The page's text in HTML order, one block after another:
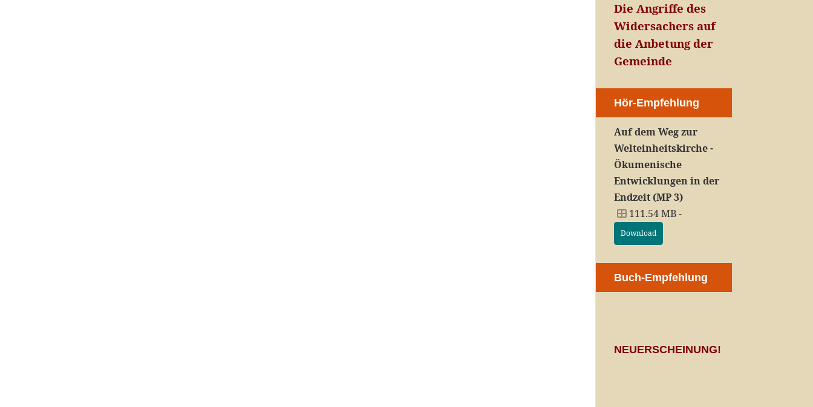
Die Angriffe des
Widersachers auf
die Anbetung der
Gemeinde
Hör-Empfehlung
Auf dem Weg zur
Welteinheitskirche -
Ökumenische
Entwicklungen in der
Endzeit (MP 3)
111.54 MB -
Download
Buch-Empfehlung
NEUERSCHEINUNG!